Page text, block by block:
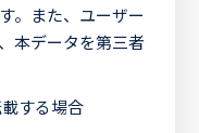
。また、ユーザー
本データを第三者
する場合